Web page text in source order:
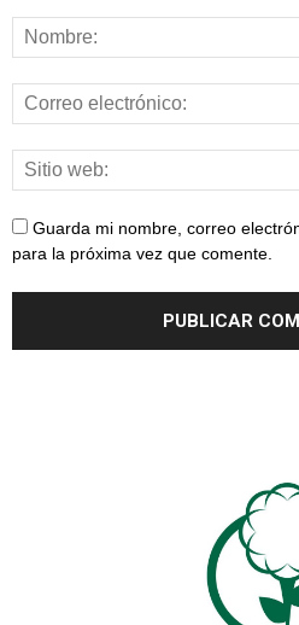
Guarda mi nombre, correo
para la próxima vez que comente.